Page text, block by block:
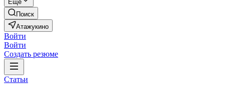
Ещё
Поиск
Атажукино
Войти
Войти
Создать резюме
Статьи